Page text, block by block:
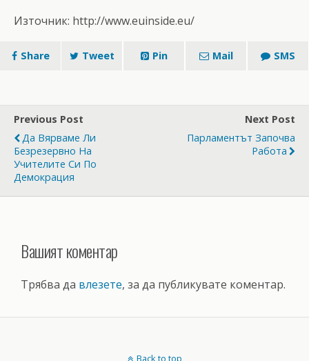
Източник: http://www.euinside.eu/
Share Tweet Pin Mail SMS
Previous Post
Да Вярваме Ли
Безрезервно На
Учителите Си По
Демокрация
Next Post
Парламентът Започва
Работа
Вашият коментар
Трябва да влезете, за да публикувате коментар.
Back to top